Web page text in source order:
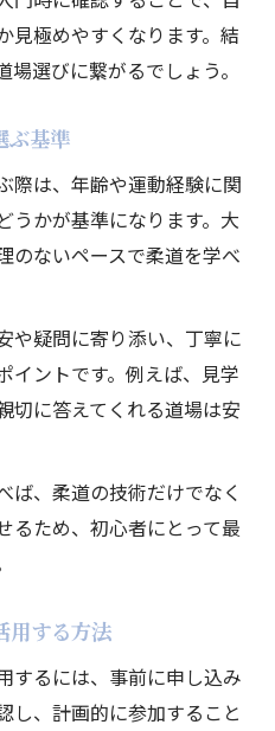
見極めやすくなります。結
選びに繋がるでしょう。
ぶ基準
際は、年齢や運動経験に関
うかが基準になります。大
のないペースで柔道を学べ
や疑問に寄り添い、丁寧に
イントです。例えば、見学
切に答えてくれる道場は安
ば、柔道の技術だけでなく
るため、初心者にとって最
用する方法
するには、事前に申し込み
し、計画的に参加すること